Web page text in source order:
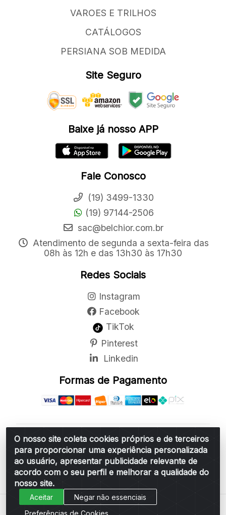
O nosso site coleta cookies próprios e de terceiros
para proporcionar uma experiência personalizada
ao usuário, apresentar publicidade relevante de
acordo com o seu perfil e melhorar a qualidade do
nosso site.
Aceitar
Negar não essenciais
Preferências de Cookies
VAROES E TRILHOS
CATÁLOGOS
PERSIANA SOB MEDIDA
Site Seguro
Baixe já nosso APP
Fale Conosco
(19) 3499-1330
(19) 97144-2506
sac@belchior.com.br
Atendimento de segunda a sexta-feira das
08h às 12h e das 13h30 às 17h30
Redes Sociais
Instagram
Facebook
TikTok
Pinterest
Linkedin
Formas de Pagamento
Belchior Cortinas e Acessórios LTDA - R: Rua
Vereador Sérgio Leopoldino Alves, 876 - Santa
Bárbara d'Oeste/SP - CEP 13.456-166 - CNPJ
06.314.073/0001-34